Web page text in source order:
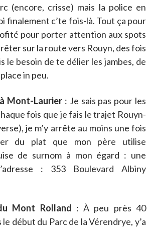
(encore, crisse) mais la police en
finalement c’te fois-là. Tout ça pour
pour porter attention aux spots
sur la route vers Rouyn, des fois
le besoin de te délier les jambes, de
in peu.
Mont-Laurier : Je sais pas pour les
fois que je fais le trajet Rouyn-
je m’y arrête au moins une fois
du plat que mon père utilise
de surnom à mon égard : une
: 353 Boulevard Albiny
Mont Rolland : À peu près 40
début du Parc de la Vérendrye, y’a